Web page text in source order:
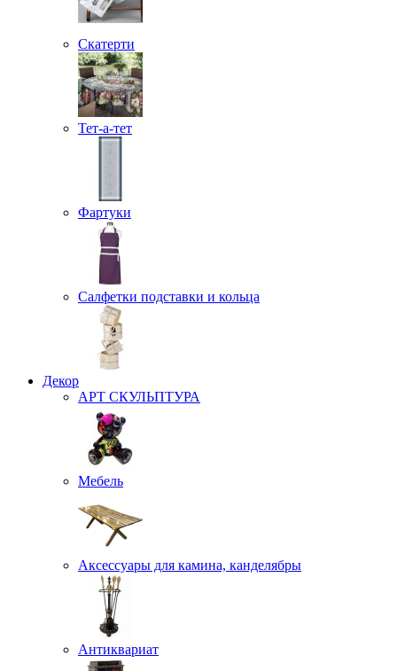
Скатерти
Тет-а-тет
Фартуки
Салфетки подставки и кольца
Декор
АРТ СКУЛЬПТУРА
Мебель
Аксессуары для камина, канделябры
Антиквариат